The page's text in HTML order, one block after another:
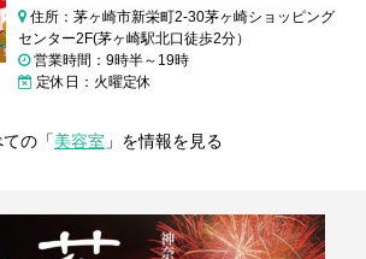
住所：茅ヶ崎市新栄町2-30茅ヶ崎ショッピング
センター2F(茅ヶ崎駅北口徒歩2分）
営業時間：9時半～19時
定休日：火曜定休
の「美容室 」を情報を見る